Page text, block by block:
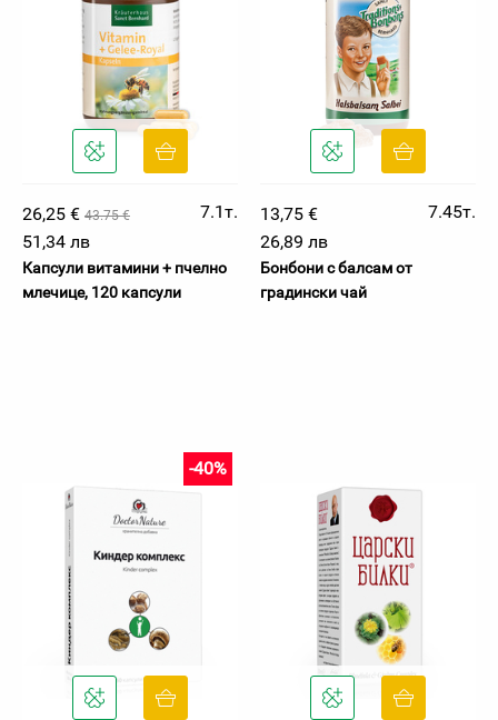
26,25 € 43.75 €
7.1т.
51,34 лв
Капсули витамини + пчелно
млечице, 120 капсули
13,75 €
7.45т.
26,89 лв
Бонбони с балсам от
градински чай
-40%